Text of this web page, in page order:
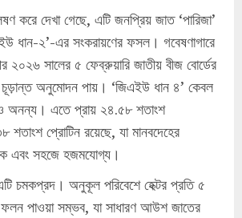
করে দেখা গেছে, এটি জনপ্রিয় জাত ‘পারিজা’
ধান-২’-এর সংকরায়ণের ফসল। গবেষণাগারে
পর ২০২৬ সালের ৫ ফেব্রুয়ারি জাতীয় বীজ বোর্ডের
অনুমোদন পায়। ‘জিএইউ ধান ৪’ কেবল
অনন্য। এতে প্রায় ২৪.৫৮ শতাংশ
প্রোটিন রয়েছে, যা মানবদেহের
এবং সহজে হজমযোগ্য।
চমকপ্রদ। অনুকূল পরিবেশে হেক্টর প্রতি ৫
পাওয়া সম্ভব, যা সাধারণ আউশ জাতের